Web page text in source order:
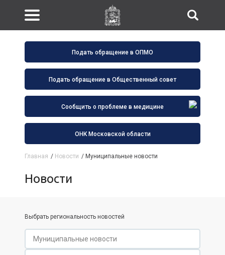
Подать обращение в ОПМО
Подать обращение в Общественный совет
Сообщить о проблеме в медицине
ОНК Московской области
Главная / Новости / Муниципальные новости
Новости
Выбрать региональность новостей